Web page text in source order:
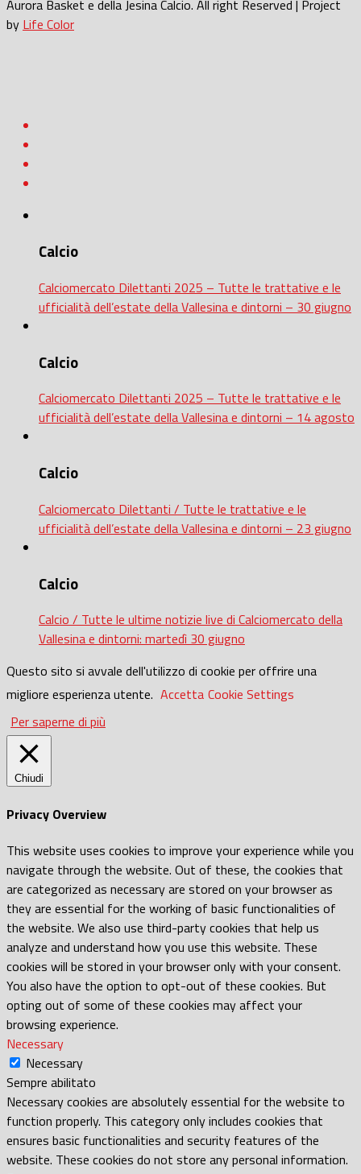
Aurora Basket e della Jesina Calcio. All right Reserved | Project
by Life Color
Calcio
Calciomercato Dilettanti 2025 – Tutte le trattative e le
ufficialità dell’estate della Vallesina e dintorni – 30 giugno
Calcio
Calciomercato Dilettanti 2025 – Tutte le trattative e le
ufficialità dell’estate della Vallesina e dintorni – 14 agosto
Calcio
Calciomercato Dilettanti / Tutte le trattative e le
ufficialità dell’estate della Vallesina e dintorni – 23 giugno
Calcio
Calcio / Tutte le ultime notizie live di Calciomercato della
Vallesina e dintorni: martedì 30 giugno
Questo sito si avvale dell'utilizzo di cookie per offrire una
migliore esperienza utente. Accetta Cookie Settings
Per saperne di più
Chiudi
Privacy Overview
This website uses cookies to improve your experience while you
navigate through the website. Out of these, the cookies that
are categorized as necessary are stored on your browser as
they are essential for the working of basic functionalities of
the website. We also use third-party cookies that help us
analyze and understand how you use this website. These
cookies will be stored in your browser only with your consent.
You also have the option to opt-out of these cookies. But
opting out of some of these cookies may affect your
browsing experience.
Necessary
Necessary
Sempre abilitato
Necessary cookies are absolutely essential for the website to
function properly. This category only includes cookies that
ensures basic functionalities and security features of the
website. These cookies do not store any personal information.